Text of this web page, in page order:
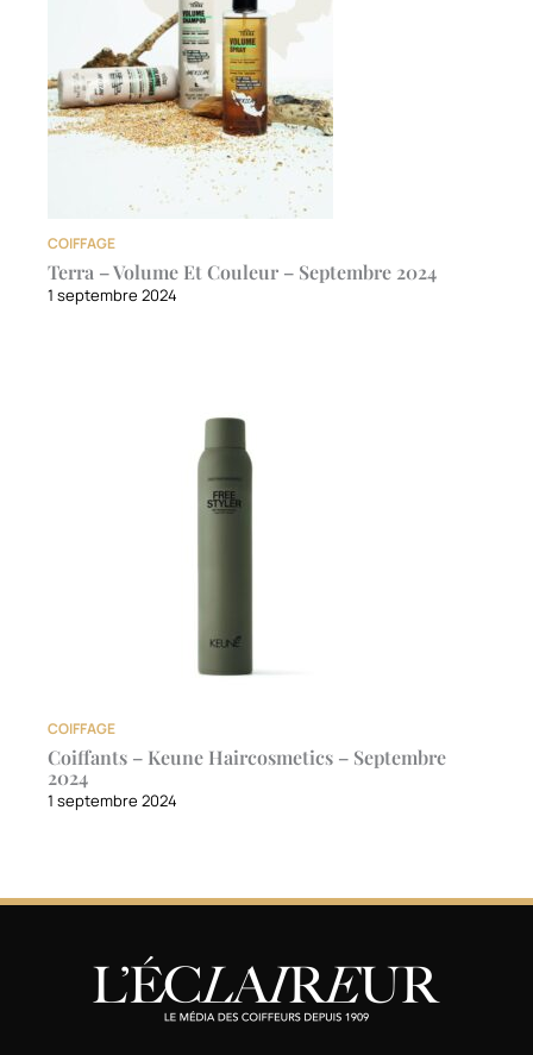
COIFFAGE
Terra – Volume Et Couleur – Septembre 2024
1 septembre 2024
COIFFAGE
Coiffants – Keune Haircosmetics – Septembre
2024
1 septembre 2024